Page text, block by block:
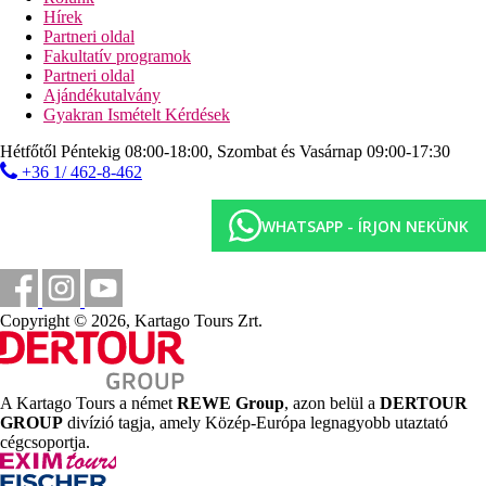
Távolság a legközelebbi repülőtértől
300 m
Városközpont
300 m
Vásárlás
300 m
Távolság a tengerparttól
Tengerparti nyaralás
Képgaléria
Hírek
Partneri oldal
Fakultatív programok
Partneri oldal
Ajándékutalvány
Gyakran Ismételt Kérdések
Hétfőtől Péntekig 08:00-18:00, Szombat és Vasárnap 09:00-17:30
+36 1/ 462-8-462
WHATSAPP - ÍRJON NEKÜNK
Copyright © 2026, Kartago Tours Zrt.
A Kartago Tours a német REWE Group, azon belül a DERTOUR
GROUP divízió tagja, amely Közép-Európa legnagyobb utaztató
cégcsoportja.